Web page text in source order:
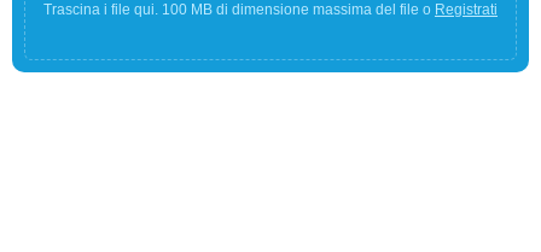
Trascina i file qui. 100 MB di dimensione massima del file o Registrati